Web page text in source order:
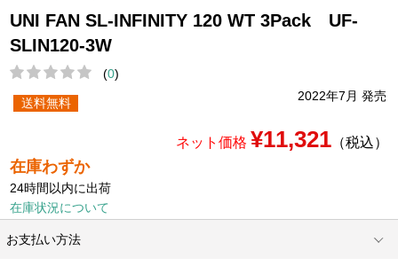
UNI FAN SL-INFINITY 120 WT 3Pack UF-
SLIN120-3W
(0)
2022年7月 発売
送料無料
ネット価格 ¥11,321（税込）
在庫わずか
24時間以内に出荷
在庫状況について
お支払い方法